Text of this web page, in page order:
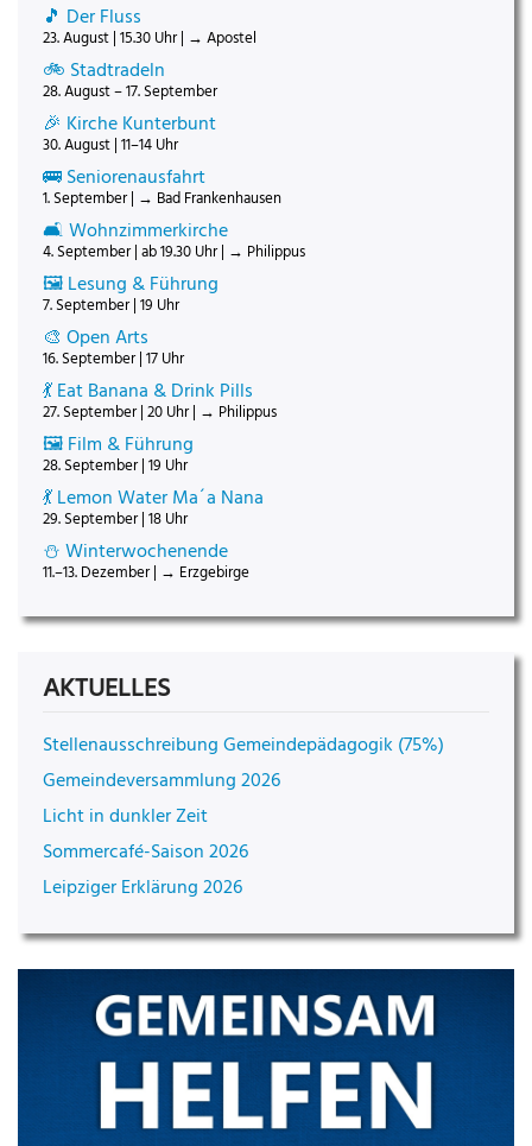
🎵 Der Fluss
23. August | 15.30 Uhr | → Apostel
🚲 Stadtradeln
28. August – 17. September
🎉 Kirche Kunterbunt
30. August | 11–14 Uhr
🚌 Seniorenausfahrt
1. September | → Bad Frankenhausen
🛋️ Wohnzimmerkirche
4. September | ab 19.30 Uhr | → Philippus
🖼️ Lesung & Führung
7. September | 19 Uhr
🎨 Open Arts
16. September | 17 Uhr
💃 Eat Banana & Drink Pills
27. September | 20 Uhr | → Philippus
🖼️ Film & Führung
28. September | 19 Uhr
💃 Lemon Water Ma´a Nana
29. September | 18 Uhr
⛄ Winterwochenende
11.–13. Dezember | → Erzgebirge
AKTUELLES
Stellenausschreibung Gemeindepädagogik (75%)
Gemeindeversammlung 2026
Licht in dunkler Zeit
Sommercafé-Saison 2026
Leipziger Erklärung 2026